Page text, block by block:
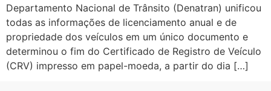
Departamento Nacional de Trânsito (Denatran) unificou
todas as informações de licenciamento anual e de
propriedade dos veículos em um único documento e
determinou o fim do Certificado de Registro de Veículo
(CRV) impresso em papel-moeda, a partir do dia […]